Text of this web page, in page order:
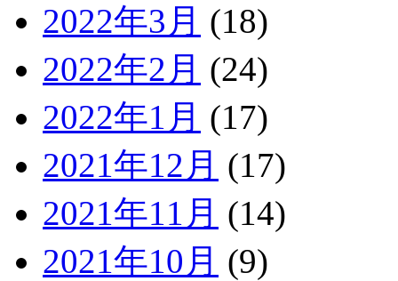
2022年3月 (18)
2022年2月 (24)
2022年1月 (17)
2021年12月 (17)
2021年11月 (14)
2021年10月 (9)